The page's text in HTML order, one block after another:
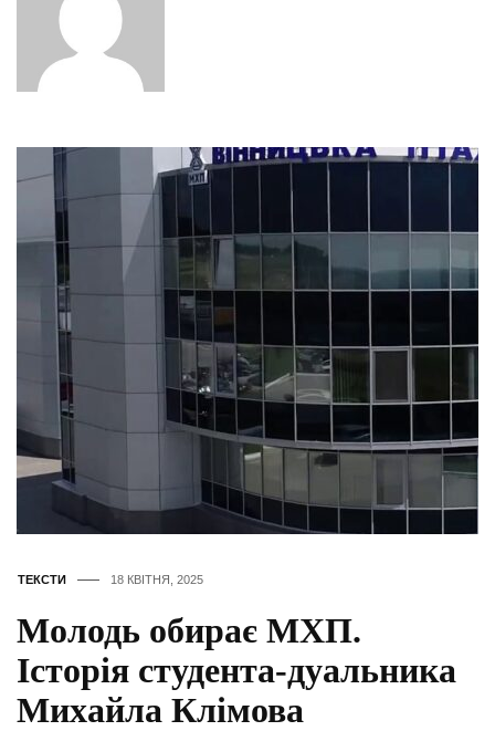
ТЕКСТИ 18 КВІТНЯ, 2025
Молодь обирає МХП.
Історія студента-дуальника
Михайла Клімова